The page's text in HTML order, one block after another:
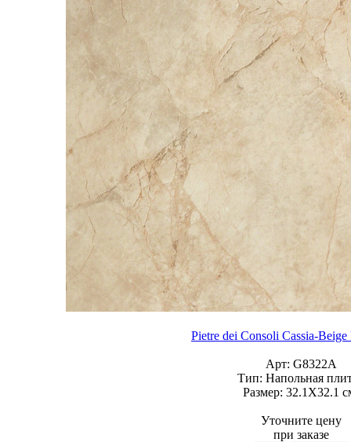
Pietre dei Consoli Cassia-
Арт: G8322A
Тип: Напольная
Размер: 32.1X32.1
Уточните цену
при заказе